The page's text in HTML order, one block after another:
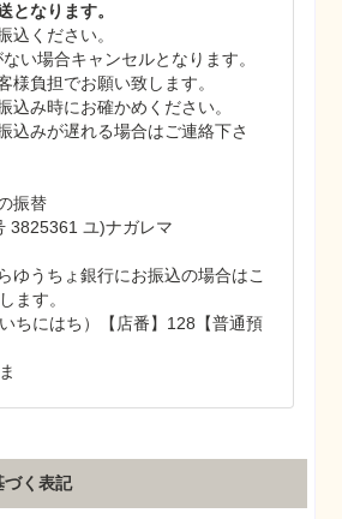
となります。
込ください。
い場合キャンセルとなります。
様負担でお願い致します。
込み時にお確かめください。
込みが遅れる場合はご連絡下さ
振替
3825361 ユ)ナガレマ
ゆうちょ銀行にお振込の場合はこ
ます。
ちにはち）【店番】128【普通預
づく表記